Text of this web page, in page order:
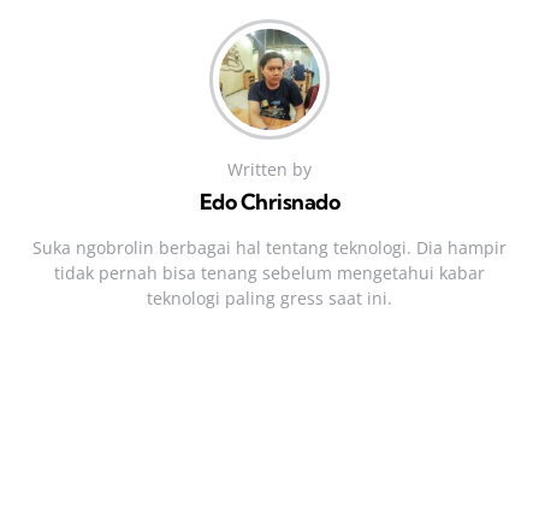
Written by
Edo Chrisnado
Suka ngobrolin berbagai hal tentang teknologi. Dia hampir
tidak pernah bisa tenang sebelum mengetahui kabar
teknologi paling gress saat ini.